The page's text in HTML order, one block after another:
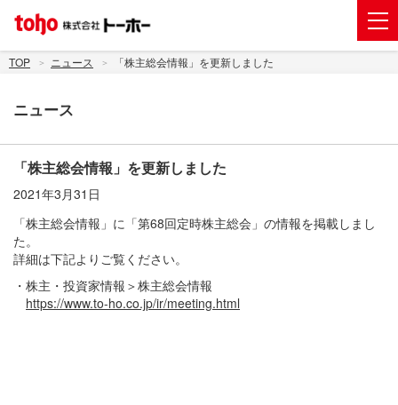
会社案内
株主・投資家情報
トーホーグループのサステナビリティ
ニュース
採用情報
お問い合わせ
TOP ニュース 「株主総会情報」を更新しました
ニュース
「株主総会情報」を更新しました
2021年3月31日
「株主総会情報」に「第68回定時株主総会」の情報を掲載しまし
た。
詳細は下記よりご覧ください。
・株主・投資家情報＞株主総会情報
https://www.to-ho.co.jp/ir/meeting.html